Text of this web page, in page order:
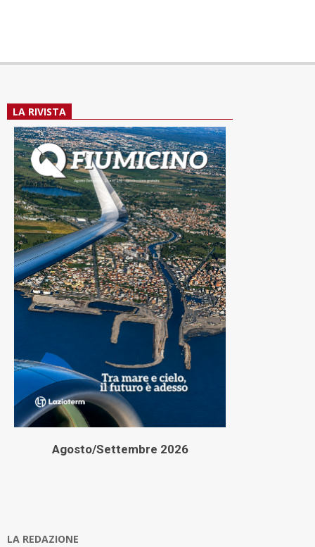
LA RIVISTA
Agosto/Settembre 2026
LA REDAZIONE